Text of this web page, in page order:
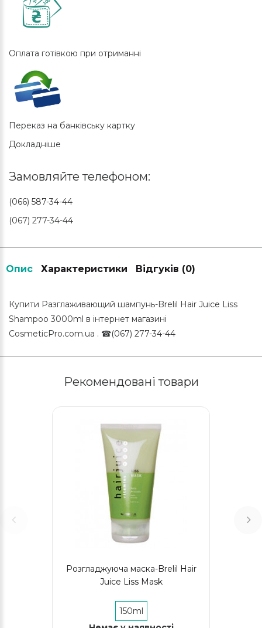
Оплата готівкою при отриманні
Переказ на банківську картку
Докладніше
Замовляйте телефоном:
(066) 587-34-44
(067) 277-34-44
Опис Характеристики Відгуків (0)
Купити Разглаживающий шампунь-Brelil Hair Juice Liss
Shampoo 3000ml в інтернет магазині
CosmeticPro.com.ua . ☎(067) 277-34-44
Рекомендовані товари
Розгладжуюча маска-Brelil Hair
Juice Liss Mask
150ml